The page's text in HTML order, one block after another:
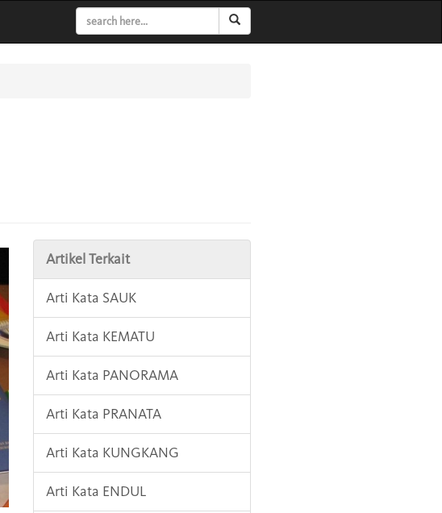
Artikel Terkait
Arti Kata SAUK
Arti Kata KEMATU
Arti Kata PANORAMA
Arti Kata PRANATA
Arti Kata KUNGKANG
Arti Kata ENDUL